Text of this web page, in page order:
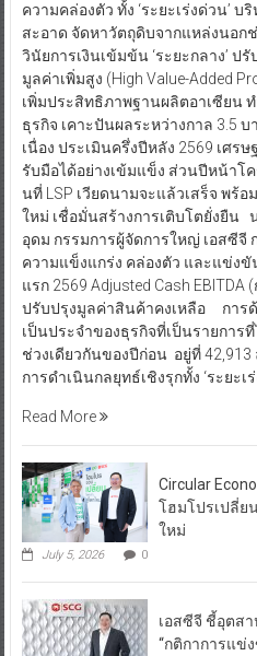
ความคล่องตัว ทั้ง ‘ระยะเร่งด่วน’
สะอาด จัดหาวัตถุดิบจากแหล่งนอก
วินัยการเงินเข้มข้น ‘ระยะกลาง’ ป
มูลค่าเพิ่มสูง (High Value-Added
เพิ่มประสิทธิภาพฐานผลิตอาเซียน
ธุรกิจ เคาะปันผลระหว่างกาล 3.5
เนื่อง ประเมินครึ่งปีหลัง 2569 เศร
รับมือได้อย่างเข้มแข็ง ส่วนปีหน้าโ
นที่ LSP เวียดนามจะแล้วเสร็จ พร้
ใหม่ เชื่อมั่นสร้างการเติบโตยั่งยืน
อุดม กรรมการผู้จัดการใหญ่ เอสซีจี
ความแข็งแกร่ง คล่องตัว และแข่ง
แรก 2569 Adjusted Cash
ปรับปรุงมูลค่าสินค้าคงเหลือ การ
เป็นประจำของธุรกิจที่เป็นรายการ
ช่วงเดียวกันของปีก่อน อยู่ที่
การดำเนินกลยุทธ์เชิงรุกทั้ง ‘ระยะเร่
Read More
Circular
โฮมโปรเปลี่ย
ใหม่
July 5, 2026 0
เอสซีจี ชี้อุตส
“กติกาการแข่